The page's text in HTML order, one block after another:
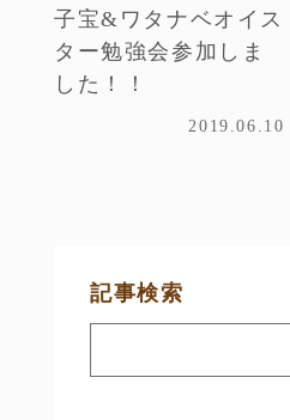
子宝&ワタナベオイス
ター勉強会参加しま
した！！
2019.06.10
サ
ニ
記事検索